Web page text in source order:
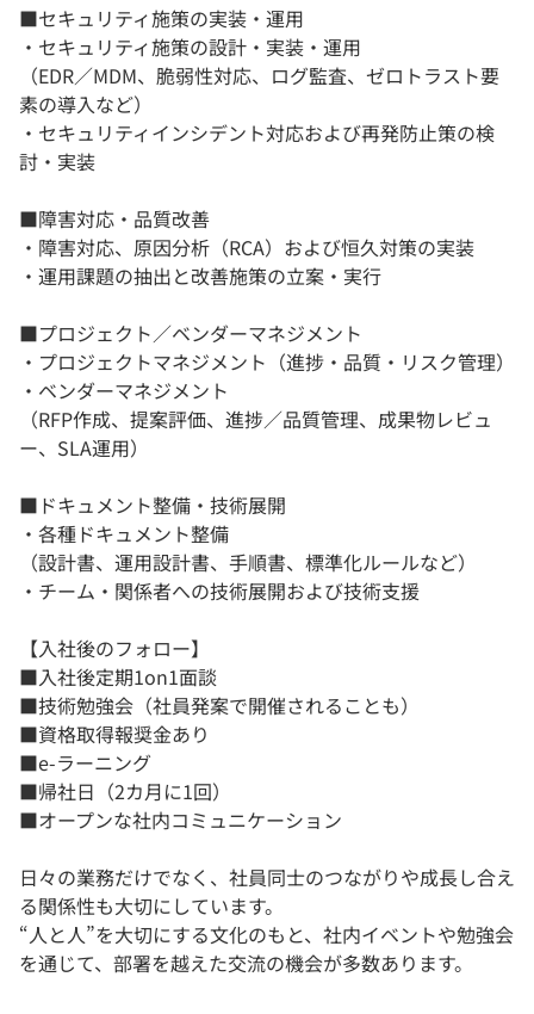
■セキュリティ施策の実装・運用
・セキュリティ施策の設計・実装・運用
（EDR／MDM、脆弱性対応、ログ監査、ゼロトラスト要
素の導入など）
・セキュリティインシデント対応および再発防止策の検
討・実装
■障害対応・品質改善
・障害対応、原因分析（RCA）および恒久対策の実装
・運用課題の抽出と改善施策の立案・実行
■プロジェクト／ベンダーマネジメント
・プロジェクトマネジメント（進捗・品質・リスク管理）
・ベンダーマネジメント
（RFP作成、提案評価、進捗／品質管理、成果物レビュ
ー、SLA運用）
■ドキュメント整備・技術展開
・各種ドキュメント整備
（設計書、運用設計書、手順書、標準化ルールなど）
・チーム・関係者への技術展開および技術支援
【入社後のフォロー】
■入社後定期1on1面談
■技術勉強会（社員発案で開催されることも）
■資格取得報奨金あり
■e-ラーニング
■帰社日（2カ月に1回）
■オープンな社内コミュニケーション
日々の業務だけでなく、社員同士のつながりや成長し合え
る関係性も大切にしています。
“人と人”を大切にする文化のもと、社内イベントや勉強会
を通じて、部署を越えた交流の機会が多数あります。